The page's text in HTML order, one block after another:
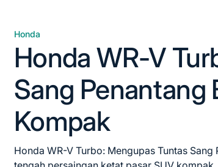
Posted
Honda
Honda WR-V
Sang Penantang
Kompak
Honda WR-V Turbo: Mengupas Tuntas